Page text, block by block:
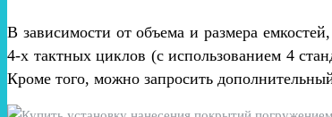
В зависимости от объема и размера
4-х тактных циклов (с использованием 4
Кроме того, можно запросить